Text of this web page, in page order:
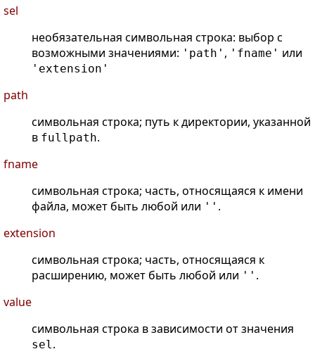
sel
необязательная символьная строка: выбор с
возможными значениями: 'path' , 'fname' или
'extension'
path
символьная строка; путь к директории, указанной
в fullpath.
fname
символьная строка; часть, относящаяся к имени
файла, может быть любой или '' .
extension
символьная строка; часть, относящаяся к
расширению, может быть любой или '' .
value
символьная строка в зависимости от значения
sel.